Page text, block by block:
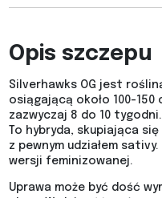
Opis szczepu
Silverhawks OG jest
osiągającą około 100-
zazwyczaj 8 do 10
To hybryda, skupiająca
z pewnym udziałem
wersji feminizowanej.
Uprawa może być dość